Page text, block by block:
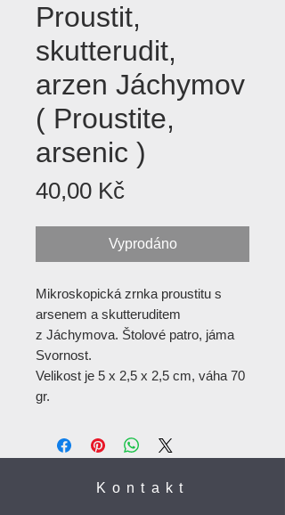
Proustit,
skutterudit,
arzen Jáchymov
( Proustite,
arsenic )
40,00 KčCena
Vyprodáno
Mikroskopická zrnka proustitu s
arsenem a skutteruditem
z Jáchymova. Štolové patro, jáma
Svornost.
Velikost je 5 x 2,5 x 2,5 cm, váha 70
gr.
Kontakt